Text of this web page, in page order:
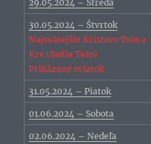
29.05.2024 – Streda
30.05.2024 – Štvrtok
Najsvätejšie Kristovo Telo a
Krv (Božie Telo)
Prikázaný sviatok
31.05.2024 – Piatok
01.06.2024 – Sobota
02.06.2024 – Nedeľa